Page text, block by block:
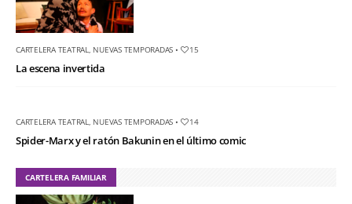
CARTELERA TEATRAL, NUEVAS TEMPORADAS • 15
La escena invertida
CARTELERA TEATRAL, NUEVAS TEMPORADAS • 14
Spider-Marx y el ratón Bakunin en el último comic
CARTELERA FAMILIAR